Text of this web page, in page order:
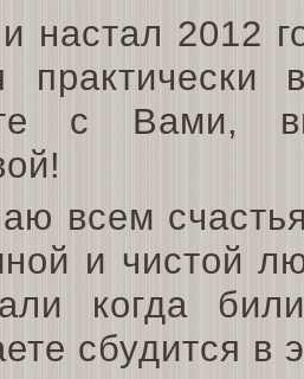
настал 2012
практически
с Вами,
всем
и чистой
когда
сбудится